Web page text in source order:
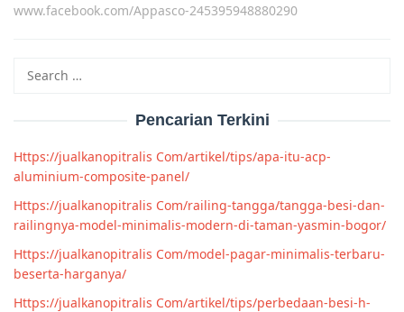
www.facebook.com/Appasco-245395948880290
for:
Pencarian Terkini
Https://jualkanopitralis Com/artikel/tips/apa-itu-acp-
aluminium-composite-panel/
Https://jualkanopitralis Com/railing-tangga/tangga-besi-dan-
railingnya-model-minimalis-modern-di-taman-yasmin-bogor/
Https://jualkanopitralis Com/model-pagar-minimalis-terbaru-
beserta-harganya/
Https://jualkanopitralis Com/artikel/tips/perbedaan-besi-h-